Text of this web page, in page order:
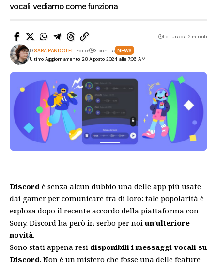
vocali: vediamo come funziona
Ultimo Aggiornamento: 28 Agosto 2024 alle 7:06 AM
DiSARA PANDOLFI- Editor 3 anni fa NEWS
Lettura da 2 minuti
Discord è senza alcun dubbio una delle app più usate
dai gamer per comunicare tra di loro: tale popolarità è
esplosa dopo il recente accordo della piattaforma con
Sony. Discord ha però in serbo per noi un’ulteriore
novità.
Sono stati appena resi disponibili i messaggi vocali su
Discord. Non è un mistero che fosse una delle feature